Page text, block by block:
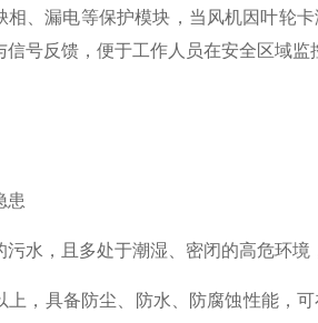
漏电等保护模块，当风机因叶轮卡
号反馈，便于工作人员在安全区域监
患
，且多处于潮湿、密闭的高危环境
具备防尘、防水、防腐蚀性能，可